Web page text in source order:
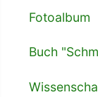
Fotoalbum
Buch